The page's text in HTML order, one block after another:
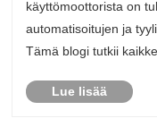
käyttömoottorista on
automatisoitujen ja
Tämä blogi tutkii
valinta......
Lue lisää